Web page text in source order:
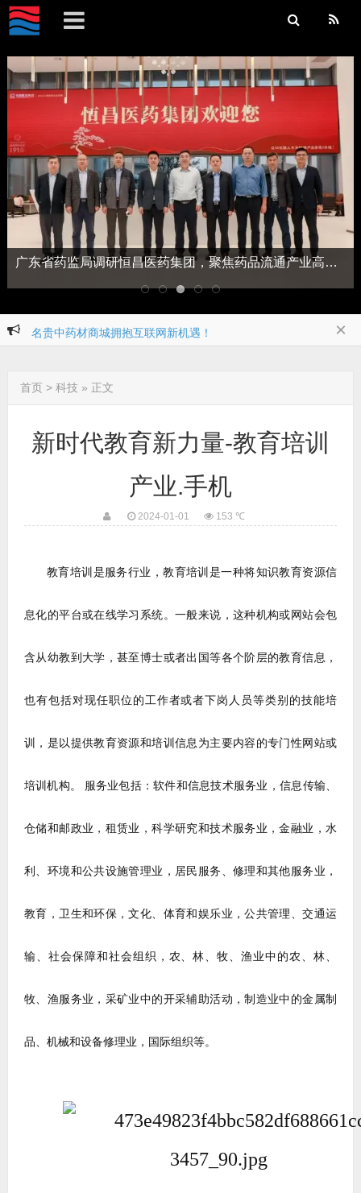
广东省药监局调研恒昌医药集团，聚焦药品流通产业高质量发展
名贵中药材商城拥抱互联网新机遇！
高考加油！饺好运营养加好运！
高考拼营养｜脑力消耗大？补充优质蛋白是关键
高考考前吃什么？饺子营养又安心
中国建筑商城探索行业数字化新未来！
×
首页> 科技 » 正文
新时代教育新力量-教育培训
产业.手机
2024-01-01 153 ℃
教育培训是服务行业，教育培训是一种将知识教育资源信
息化的平台或在线学习系统。一般来说，这种机构或网站会包
含从幼教到大学，甚至博士或者出国等各个阶层的教育信息，
也有包括对现任职位的工作者或者下岗人员等类别的技能培
训，是以提供教育资源和培训信息为主要内容的专门性网站或
培训机构。 服务业包括：软件和信息技术服务业，信息传输、
仓储和邮政业，租赁业，科学研究和技术服务业，金融业，水
利、环境和公共设施管理业，居民服务、修理和其他服务业，
教育，卫生和环保，文化、体育和娱乐业，公共管理、交通运
输、社会保障和社会组织，农、林、牧、渔业中的农、林、
牧、渔服务业，采矿业中的开采辅助活动，制造业中的金属制
品、机械和设备修理业，国际组织等。